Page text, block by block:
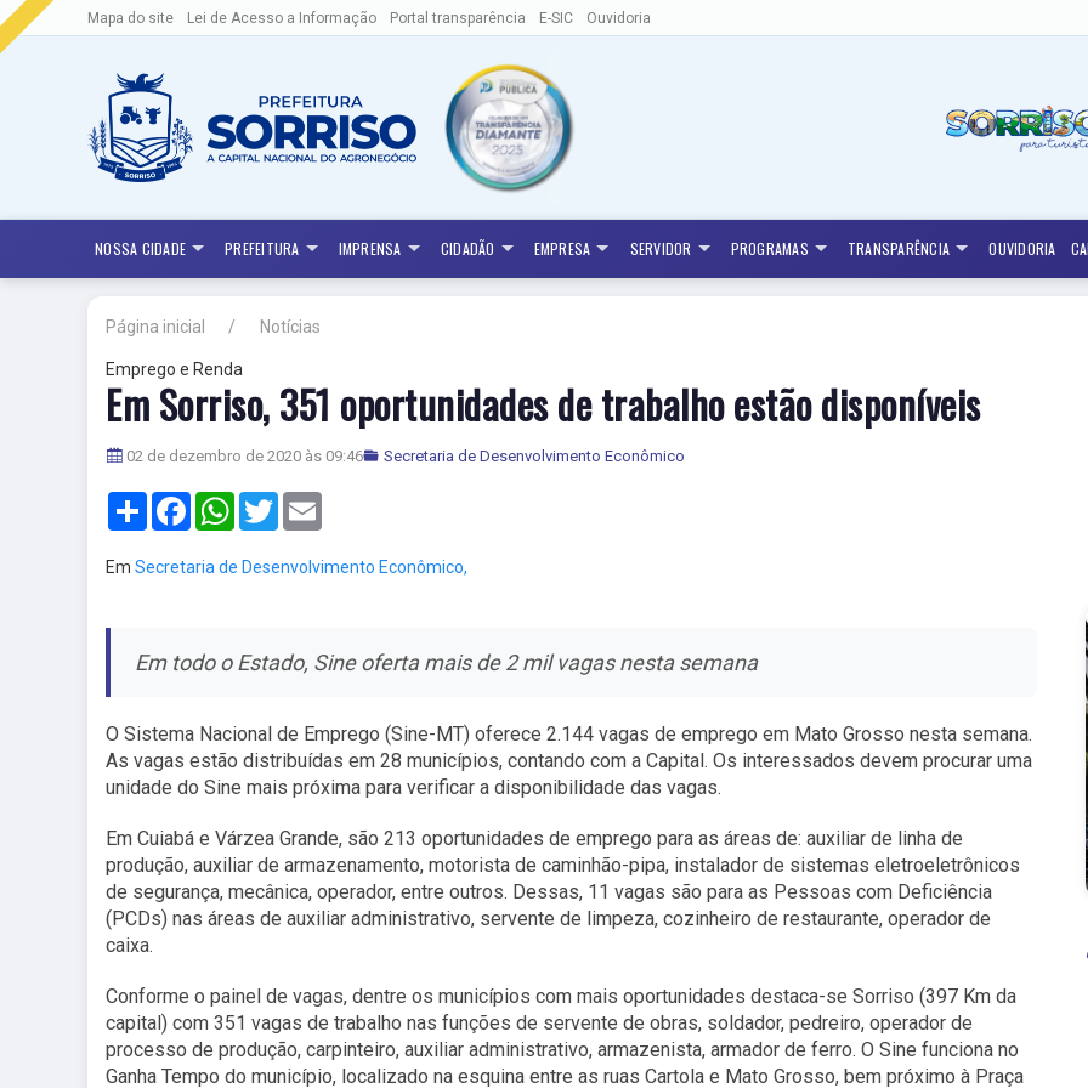
Mapa do site Lei de Acesso a Informação Portal transparência E-SIC Ouvidoria
NOSSA CIDADE PREFEITURA IMPRENSA CIDADÃO EMPRESA SERVIDOR PROGRAMAS TRANSPARÊNCIA OUVIDORIA
Página inicial Notícias
Emprego e Renda
Em Sorriso, 351 oportunidades de trabalho estão disponíveis
02 de dezembro de 2020 às 09:46 Secretaria de Desenvolvimento Econômico
Share FacebookWhatsApp
Twitter
Em Secretaria de Desenvolvimento Econômico,
Em todo o Estado, Sine oferta mais de 2 mil vagas nesta semana
O Sistema Nacional de Emprego (Sine-MT) oferece 2.144 vagas de emprego em Mato Grosso nesta semana.
As vagas estão distribuídas em 28 municípios, contando com a Capital. Os interessados devem procurar uma
unidade do Sine mais próxima para verificar a disponibilidade das vagas.
Em Cuiabá e Várzea Grande, são 213 oportunidades de emprego para as áreas de: auxiliar de linha de
produção, auxiliar de armazenamento, motorista de caminhão-pipa, instalador de sistemas eletroeletrônicos
de segurança, mecânica, operador, entre outros. Dessas, 11 vagas são para as Pessoas com Deficiência
(PCDs) nas áreas de auxiliar administrativo, servente de limpeza, cozinheiro de restaurante, operador de
caixa.
Conforme o painel de vagas, dentre os municípios com mais oportunidades destaca-se Sorriso (397 Km da
capital) com 351 vagas de trabalho nas funções de servente de obras, soldador, pedreiro, operador de
processo de produção, carpinteiro, auxiliar administrativo, armazenista, armador de ferro. O Sine funciona no
Ganha Tempo do município, localizado na esquina entre as ruas Cartola e Mato Grosso, bem próximo à Praça